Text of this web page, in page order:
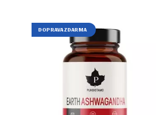
DOPRAVA ZDARMA